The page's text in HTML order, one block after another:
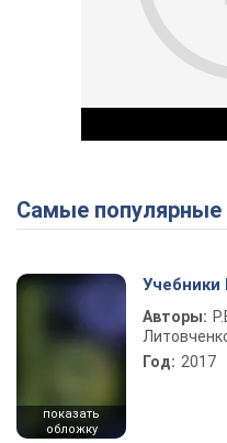
Самые популярные
показать
обложку
Учебники
Авторы:
Год: 2017